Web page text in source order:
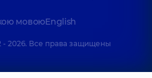
мовоюEnglish
- 2026. Все права защищены